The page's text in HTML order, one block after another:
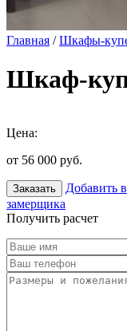
Главная /Шкафы-
Шкаф-
Цена:
от 56 000 руб.
Заказать Добавить
замерщика
Получить расчет